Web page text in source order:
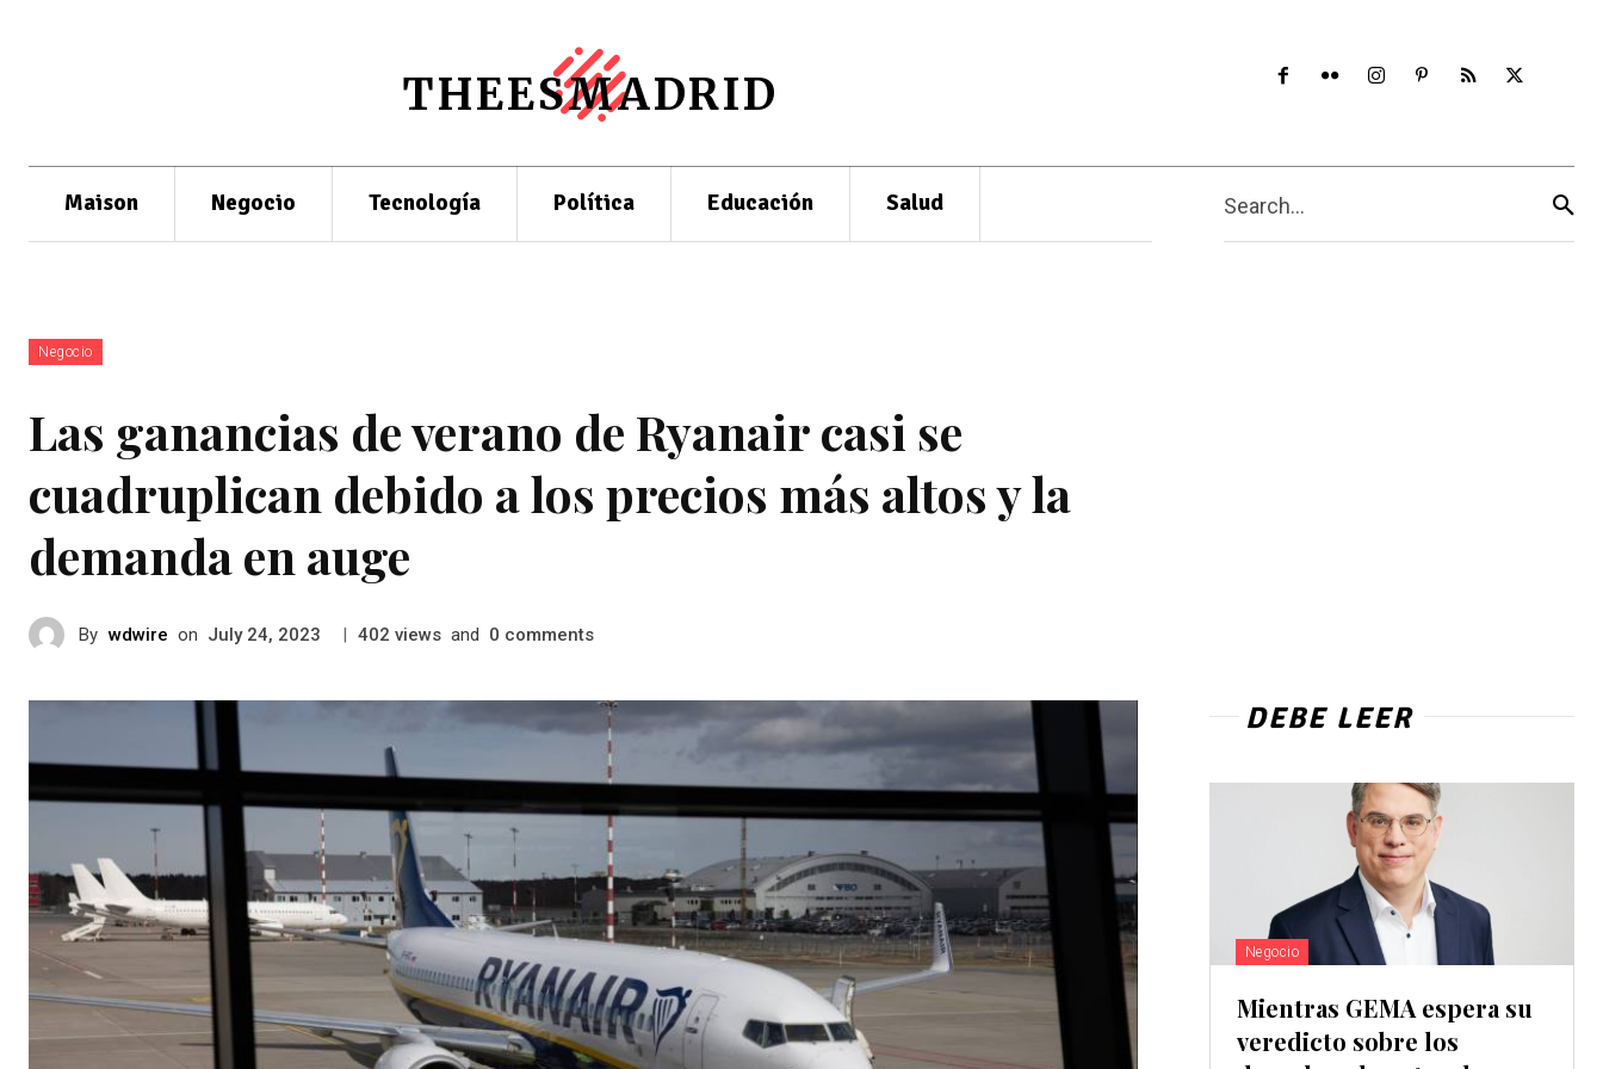
THEESMADRID
Maison Negocio Tecnología Política Educación Salud Search...
Negocio
Las ganancias de verano de Ryanair casi se
cuadruplican debido a los precios más altos y la
demanda en auge
By wdwire on July 24, 2023 | 402 views and 0 comments
DEBE LEER
Negocio
Mientras GEMA espera su
veredicto sobre los